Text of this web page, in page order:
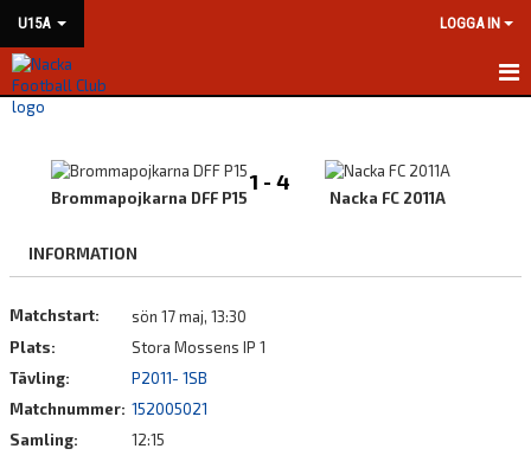
U15A LOGGA IN
HEM
NYHETER
MATCHER
TRUPPEN
BILDGALLERI
Brommapojkarna DFF P15
1 - 4
Nacka FC 2011A
INFORMATION
Matchstart:
sön 17 maj, 13:30
Plats:
Stora Mossens IP 1
Tävling:
P2011- 1SB
Matchnummer: 152005021
Samling:
12:15